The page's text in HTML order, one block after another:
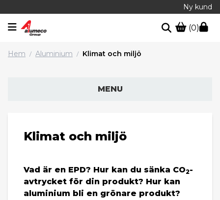
Ny kund
(0)
Hem / Aluminium / Klimat och miljö
MENU
Klimat och miljö
Vad är en EPD? Hur kan du sänka CO2-
avtrycket för din produkt? Hur kan
aluminium bli en grönare produkt?